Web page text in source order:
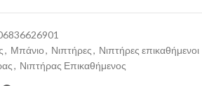
, Μπάνιο, Νιπτήρες, Νιπτήρες επικαθήμενοι
, Νιπτήρας Επικαθήμενος